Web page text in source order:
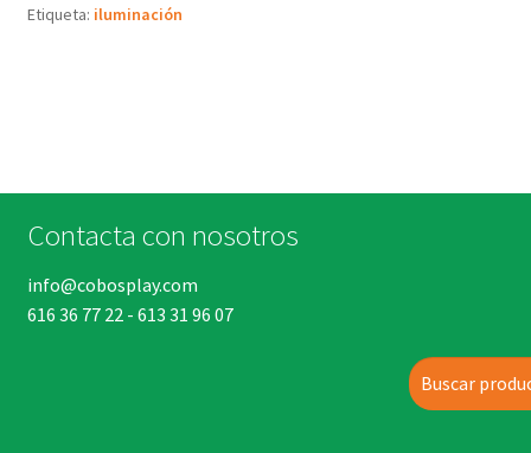
Etiqueta: iluminación
Contacta con nosotros
info@cobosplay.com
616 36 77 22- 613 31 96 07
Buscar